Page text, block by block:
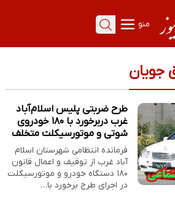
منو
جویان
طرح ضربتی پلیس اسلام‌آباد
غرب دربرخورد با ۱۸۰ خودروی
شوتی و موتورسیکلت‌ متخلف
فرمانده انتظامی شهرستان اسلام
آباد غرب از توقیف و اعمال قانون
۱۸۰ دستگاه خودرو و موتورسیکلت
در اجرای طرح برخورد با…